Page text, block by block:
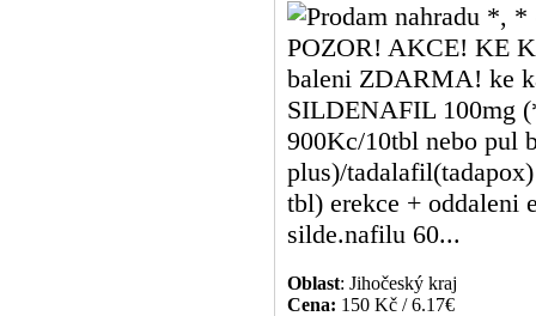
Prodam nahradu *,
POZOR! AKCE! KE
baleni ZDARMA! ke
SILDENAFIL 100mg
900Kc/10tbl nebo pul
plus)/
tbl) erekce + oddaleni
silde.nafilu 60...
Oblast: Jihočeský kraj
Cena: 150 Kč / 6.17€